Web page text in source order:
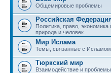
Общемировые проблемы
Российская
Политика, право,
природа и человек.
Мир Ислама
Темы, связанные с
Тюркский мир
Взаимодействие и